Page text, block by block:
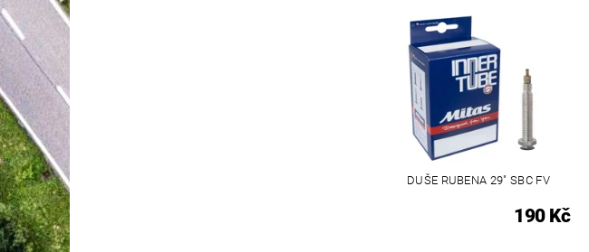
DUŠE RUBENA 29" SBC FV
190 Kč